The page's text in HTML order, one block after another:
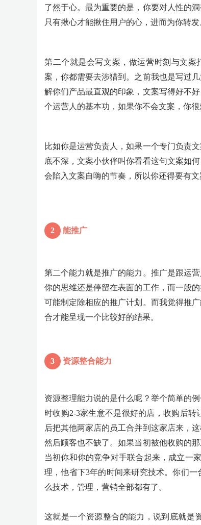
了然于心。最为重要的是，你要对人性的
只有揪心才能揪住用户的心，进而为你转发
第二个就是会写文案，做运营时刻与文案
案，你都需要去涉猎到。之前我也是写过
解你们产品最直观的印象，文案写得好不
个运营人的基本功，如果你不会文案，你
比如你是运营负责人，如果一个专门负责
底不深，文案小伙伴叫你看看这句文案如
会陷入文案自嗨的节奏，所以你还得要有文
2 能推广
第二个能力就是推广的能力。推广是跟运
你的思维还是停留在表面的工作，而一般
可能制定除相应的推广计划。而我觉得推
合才能呈现一个比较好的结果。
3 资源整合能力
资源整理能力说的是什么呢？举个简单的
时收购2-3家生意不是很好的店，收购后
后把其他两家店的员工合并到这家店来，
然后顾客也不缺了。如果当初被他收购的
当初你和你的竞争对手联合起来，成立一
理，他省下3年的时间来研究技术。你们
么技术，管理，营销全部都有了。
这就是一个资源整合的能力，说到底就是